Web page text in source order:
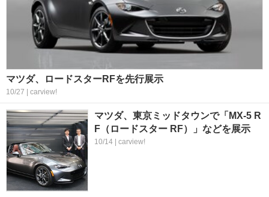
マツダ、ロードスターRFを先行展示
10/27 | carview!
マツダ、東京ミッドタウンで「MX-5 R
F（ロードスター RF）」などを展示
10/14 | carview!